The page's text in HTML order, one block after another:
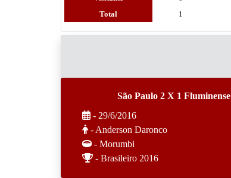
Total
1
São Paulo 2 X 1 Fluminense
- 29/6/2016
- Anderson Daronco
- Morumbi
- Brasileiro 2016